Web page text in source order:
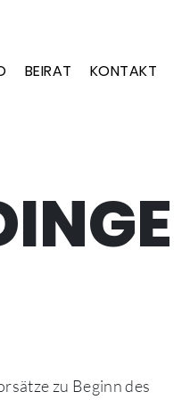
BEIRAT KONTAKT
zu Beginn des